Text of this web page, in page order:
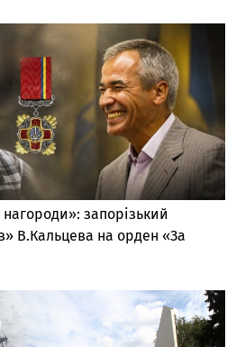
запорізький
В.Кальцева на орден «За